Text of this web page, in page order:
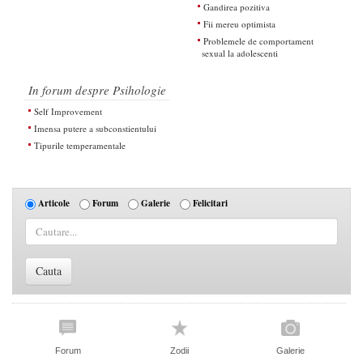
Gandirea pozitiva
Fii mereu optimista
Problemele de comportament
sexual la adolescenti
In forum despre Psihologie
Self Improvement
Imensa putere a subconstientului
Tipurile temperamentale
Articole Forum Galerie Felicitari
Forum Zodii Galerie